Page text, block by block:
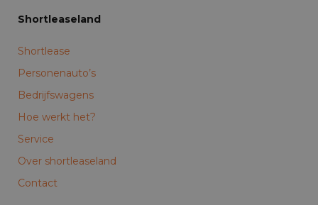
Shortleaseland
Shortlease
Personenauto’s
Bedrijfswagens
Hoe werkt het?
Service
Over shortleaseland
Contact